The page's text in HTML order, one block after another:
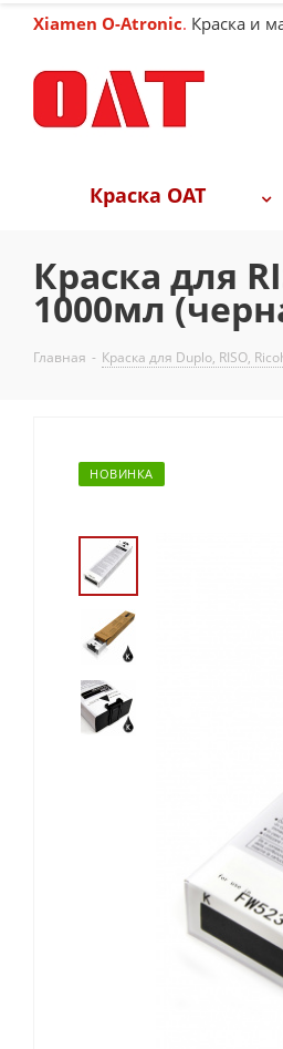
Xiamen O-Atronic. Краска и
Краска OAT
Краска для
1000мл
Главная - Краска для Duplo, RISO,
НОВИНКА